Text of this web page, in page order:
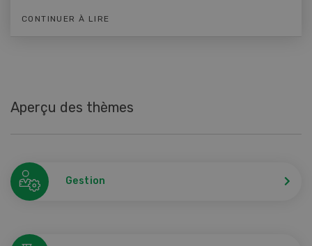
CONTINUER À LIRE
Aperçu des thèmes
Gestion